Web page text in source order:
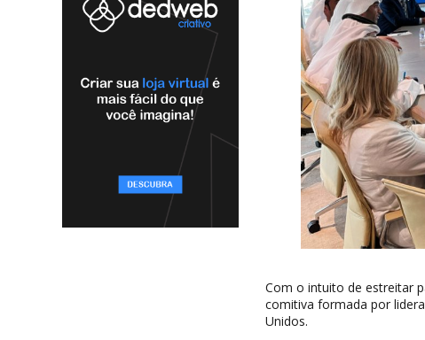
Com o intuito de estreitar
comitiva formada por
Unidos.